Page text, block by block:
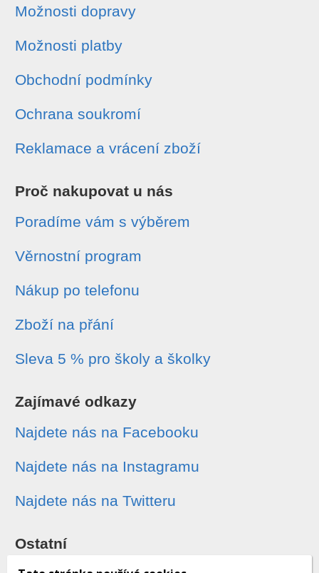
Možnosti dopravy
Možnosti platby
Obchodní podmínky
Ochrana soukromí
Reklamace a vrácení zboží
Proč nakupovat u nás
Poradíme vám s výběrem
Věrnostní program
Nákup po telefonu
Zboží na přání
Sleva 5 % pro školy a školky
Zajímavé odkazy
Najdete nás na Facebooku
Najdete nás na Instagramu
Najdete nás na Twitteru
Ostatní